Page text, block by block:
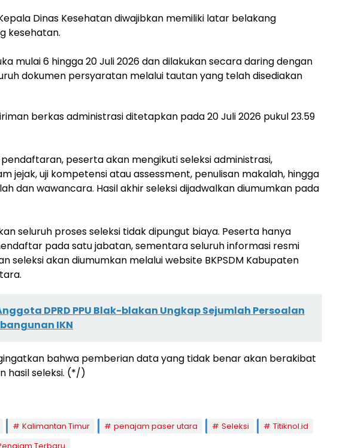
Dinas Kesehatan diwajibkan memiliki latar belakang
kesehatan.
mulai 6 hingga 20 Juli 2026 dan dilakukan secara daring dengan
dokumen persyaratan melalui tautan yang telah disediakan
berkas administrasi ditetapkan pada 20 Juli 2026 pukul 23.59
peserta akan mengikuti seleksi administrasi,
jejak, uji kompetensi atau assessment, penulisan makalah, hingga
dan wawancara. Hasil akhir seleksi dijadwalkan diumumkan pada
seluruh proses seleksi tidak dipungut biaya. Peserta hanya
pada satu jabatan, sementara seluruh informasi resmi
seleksi akan diumumkan melalui website BKPSDM Kabupaten
DPRD PPU Blak-blakan Ungkap Sejumlah Persoalan
IKN
bahwa pemberian data yang tidak benar akan berakibat
hasil seleksi. (*/)
Kalimantan Timur penajam paser utara Seleksi
Titiknol.id